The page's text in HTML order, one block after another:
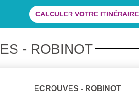
CALCULER VOTRE ITINÉRAIRE
- ROBINOT
ECROUVES - ROBINOT